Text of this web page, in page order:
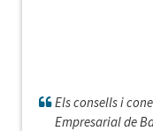
Els consells i
Empresarial de